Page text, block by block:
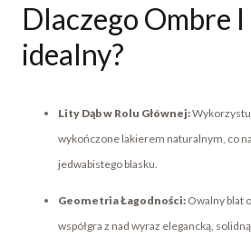
Dlaczego Ombre
idealny?
Lity Dąb w Rolu Głównej:
wykończone lakierem naturalnym, co
jedwabistego blasku.
Geometria Łagodności: Owalny blat
współgra z nad wyraz elegancką,